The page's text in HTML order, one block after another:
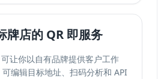
牌店的 QR 即服务
让你以自有品牌提供客户工作
编辑目标地址、扫码分析和 API